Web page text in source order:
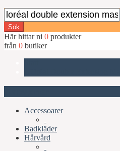
Sök
Här hittar ni 0 produkter
från 0 butiker
Accessoarer
Badkläder
Hårvård